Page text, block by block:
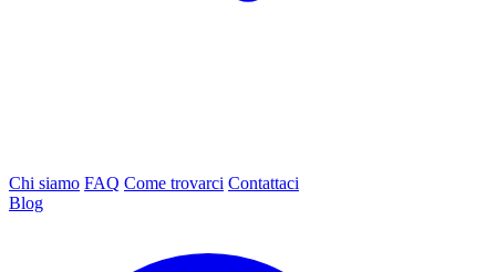
Chi siamo FAQ Come trovarci Contattaci
Blog